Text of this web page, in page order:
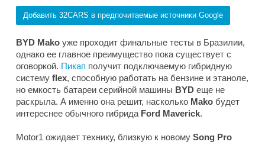
Добавить 32CARS в предпочитаемые источники Google
BYD Mako уже проходит финальные тесты в Бразилии,
однако ее главное преимущество пока существует с
оговоркой. Пикап получит подключаемую гибридную
систему flex, способную работать на бензине и этаноле,
но емкость батареи серийной машины BYD еще не
раскрыла. А именно она решит, насколько Mako будет
интереснее обычного гибрида Ford Maverick.
Motor1 ожидает технику, близкую к новому Song Pro